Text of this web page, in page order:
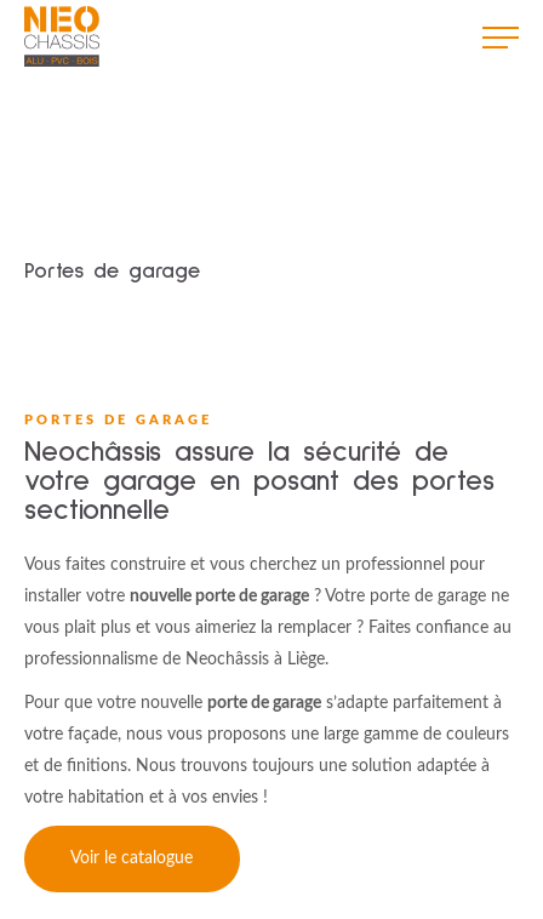
Portes de garage
PORTES DE GARAGE
Neochâssis assure la sécurité de
votre garage en posant des portes
sectionnelle
Vous faites construire et vous cherchez un professionnel pour
installer votre nouvelle porte de garage ? Votre porte de garage ne
vous plait plus et vous aimeriez la remplacer ? Faites confiance au
professionnalisme de Neochâssis à Liège.
Pour que votre nouvelle porte de garage s’adapte parfaitement à
votre façade, nous vous proposons une large gamme de couleurs
et de finitions. Nous trouvons toujours une solution adaptée à
votre habitation et à vos envies !
Voir le catalogue